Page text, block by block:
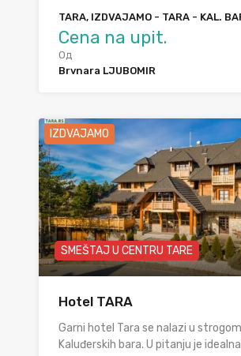
TARA, IZDVAJAMO - TARA - KAL.
Cena na upit.
Од
Brvnara LJUBOMIR
IZDVAJAMO
SMEŠTAJ U CENTRU TARE
Hotel TARA
Garni hotel Tara se nalazi u
Kaluđerskih bara. U pitanju je